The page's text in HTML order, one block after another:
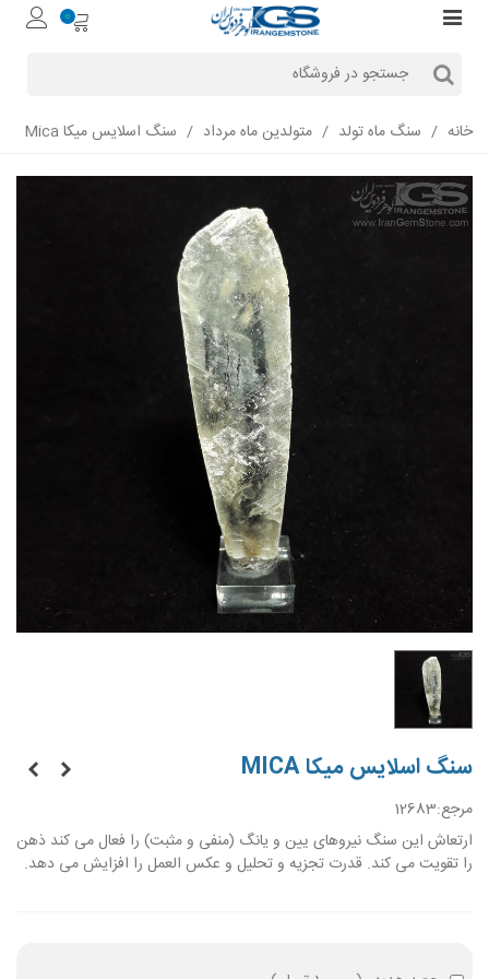
0
خانه / سنگ ماه تولد / متولدین ماه مرداد / سنگ اسلایس میکا Mica
سنگ اسلایس میکا MICA
مرجع:12683
ارتعاش این سنگ نیروهای یین و یانگ (منفی و مثبت) را فعال می کند ذهن
را تقویت می کند. قدرت تجزیه و تحلیل و عکس العمل را افزایش می دهد.